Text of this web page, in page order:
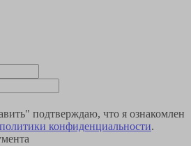
подтверждаю, что я ознакомлен
политики конфиденциальности.